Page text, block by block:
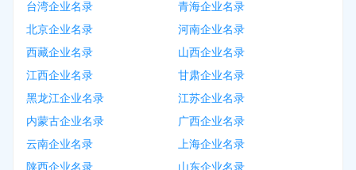
台湾企业名录
青海企业名录
北京企业名录
河南企业名录
西藏企业名录
山西企业名录
江西企业名录
甘肃企业名录
黑龙江企业名录
江苏企业名录
内蒙古企业名录
广西企业名录
云南企业名录
上海企业名录
陕西企业名录
山东企业名录